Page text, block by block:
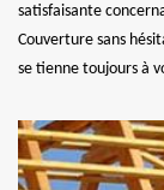
satisfaisante
Couverture sans
se tienne toujours à